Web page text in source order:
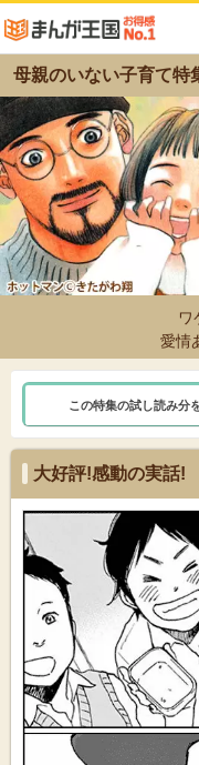
母親のいない子育て特
ワ
愛情
この特集の試し読み分
大好評!感動の実話!